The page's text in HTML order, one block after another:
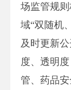
场监管规
域“双随机
及时更新
度、透明
管、药品